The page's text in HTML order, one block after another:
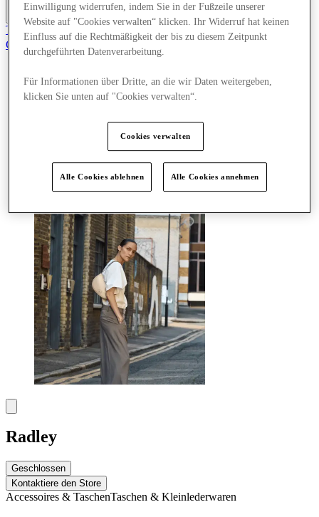
Mehr
Tritt dem Club bei.
Gerettet
de
Geschäfte
Angebote
Mehr
Radley
Geschlossen
Kontaktiere den Store
Accessoires & TaschenTaschen & Kleinlederwaren
Einwilligung widerrufen, indem Sie in der Fußzeile unserer
Website auf "Cookies verwalten“ klicken. Ihr Widerruf hat keinen
Einfluss auf die Rechtmäßigkeit der bis zu diesem Zeitpunkt
durchgeführten Datenverarbeitung.
Für Informationen über Dritte, an die wir Daten weitergeben,
klicken Sie unten auf "Cookies verwalten“.
Cookies verwalten
Alle Cookies ablehnen Alle Cookies annehmen